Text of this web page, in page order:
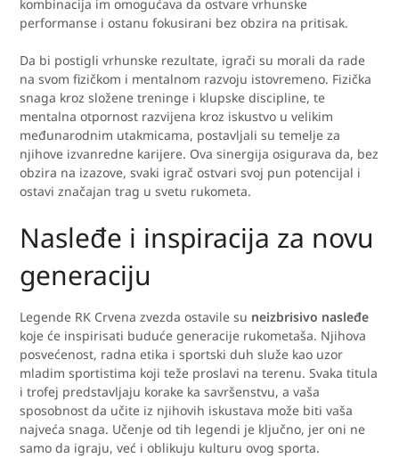
kombinacija im omogućava da ostvare vrhunske
performanse i ostanu fokusirani bez obzira na pritisak.
Da bi postigli vrhunske rezultate, igrači su morali da rade
na svom fizičkom i mentalnom razvoju istovremeno. Fizička
snaga kroz složene treninge i klupske discipline, te
mentalna otpornost razvijena kroz iskustvo u velikim
međunarodnim utakmicama, postavljali su temelje za
njihove izvanredne karijere. Ova sinergija osigurava da, bez
obzira na izazove, svaki igrač ostvari svoj pun potencijal i
ostavi značajan trag u svetu rukometa.
Nasleđe i inspiracija za novu
generaciju
Legende RK Crvena zvezda ostavile su neizbrisivo nasleđe
koje će inspirisati buduće generacije rukometaša. Njihova
posvećenost, radna etika i sportski duh služe kao uzor
mladim sportistima koji teže proslavi na terenu. Svaka titula
i trofej predstavljaju korake ka savršenstvu, a vaša
sposobnost da učite iz njihovih iskustava može biti vaša
najveća snaga. Učenje od tih legendi je ključno, jer oni ne
samo da igraju, već i oblikuju kulturu ovog sporta.